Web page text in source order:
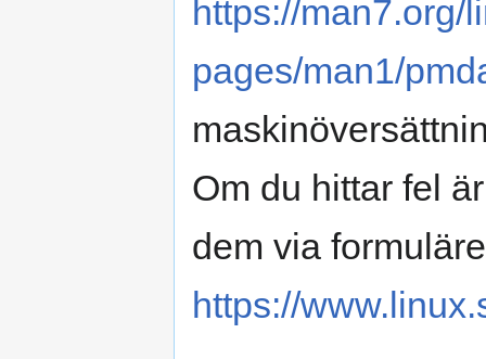
https://man7.org/
pages/man1/
Om du hittar fel
dem via
https://